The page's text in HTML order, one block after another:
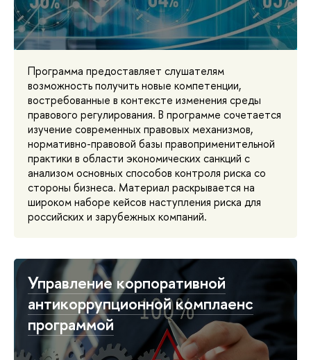
Программа предоставляет слушателям
возможность получить новые компетенции,
востребованные в контексте изменения среды
правового регулирования. В программе сочетается
изучение современных правовых механизмов,
нормативно-правовой базы правоприменительной
практики в области экономических санкций с
анализом основных способов контроля риска со
стороны бизнеса. Материал раскрывается на
широком наборе кейсов наступления риска для
российских и зарубежных компаний.
Управление корпоративной
антикоррупционной комплаенс
программой